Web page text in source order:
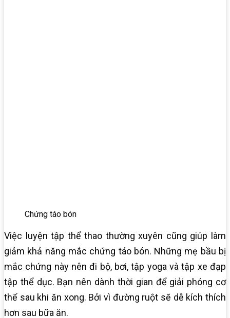
Chứng táo bón
Việc luyện tập thể thao thường xuyên cũng giúp làm
giảm khả năng mắc chứng táo bón. Những mẹ bầu bị
mắc chứng này nên đi bộ, bơi, tập yoga và tập xe đạp
tập thể dục. Bạn nên dành thời gian để giải phóng cơ
thể sau khi ăn xong. Bởi vì đường ruột sẽ dễ kích thích
hơn sau bữa ăn.